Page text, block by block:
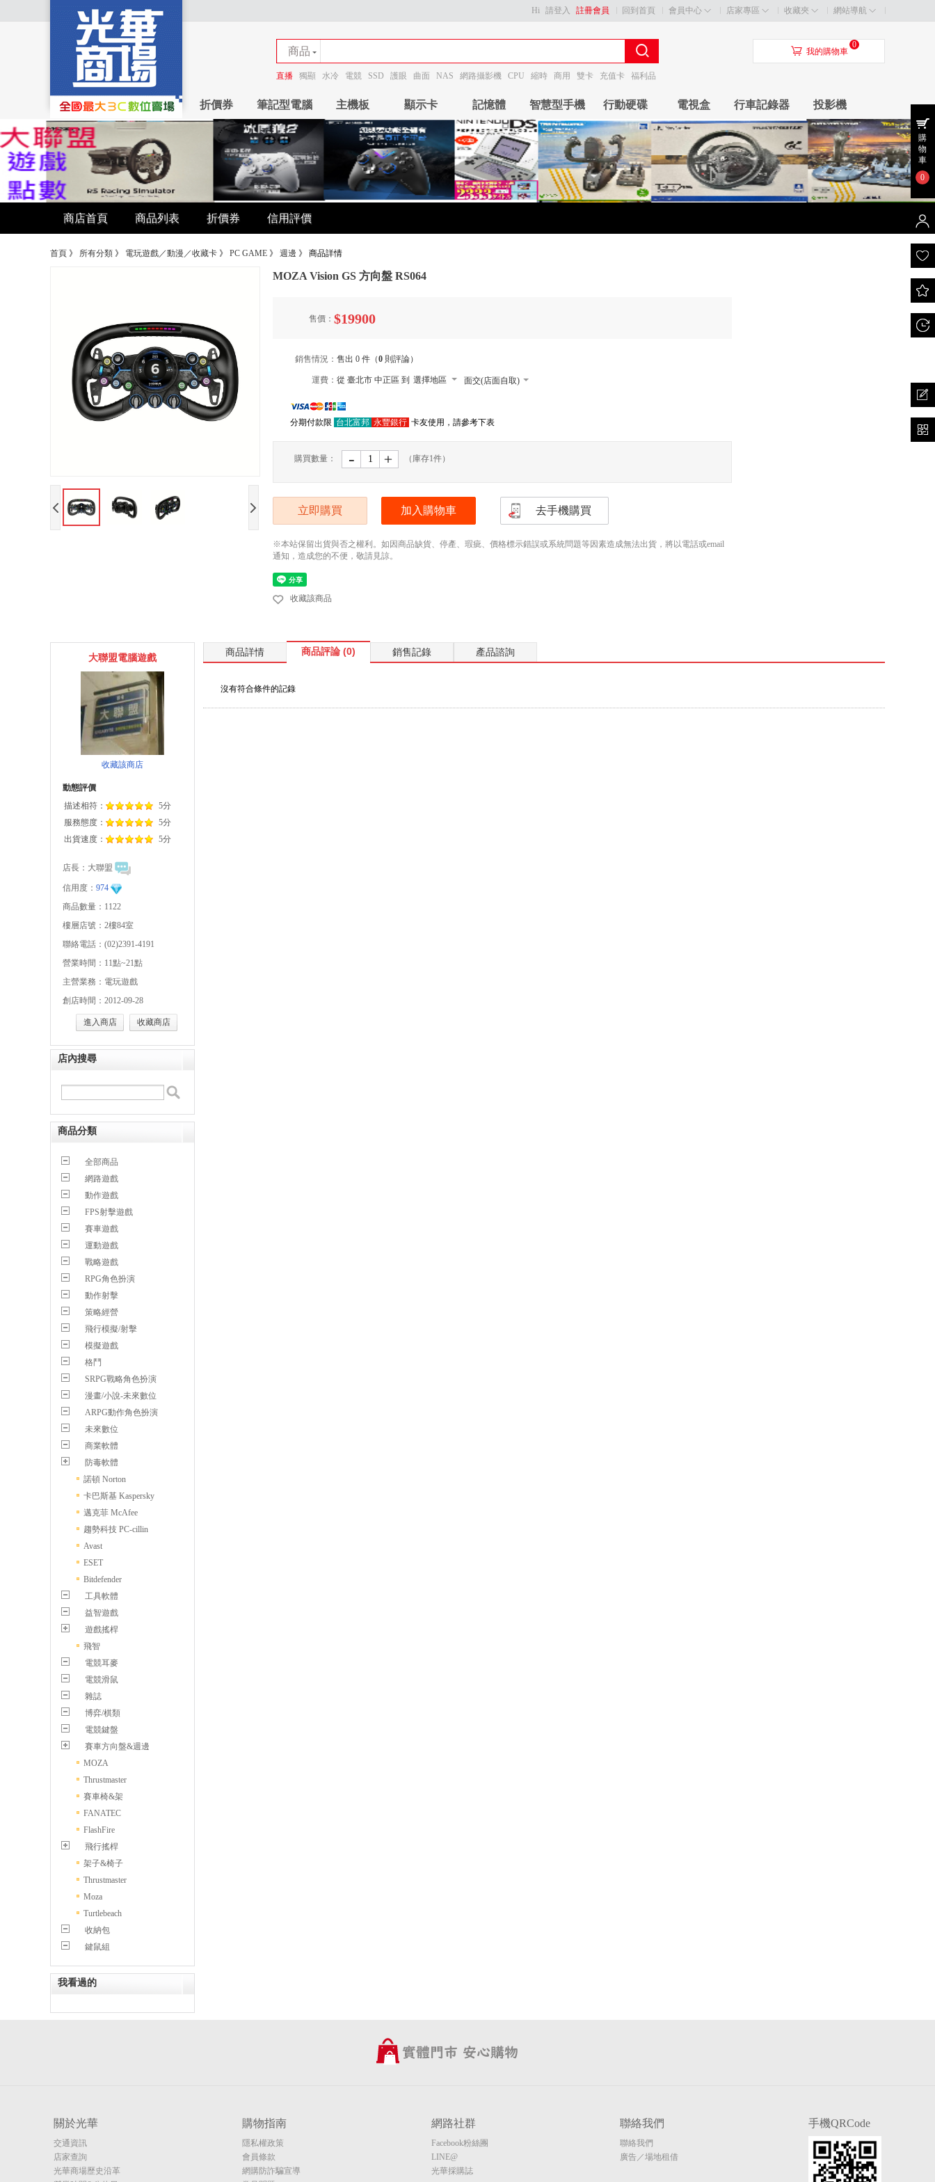
回到首頁 會員中心 店家專區 收藏夾 網站導航
Hi 請登入 註冊會員
商品
商店
直播 獨顯 水冷 電競 SSD 護眼 曲面 NAS 網路攝影機 CPU 縮時 商用 雙卡 充值卡 福利品
󰃦 我的購物車
0
折價券 筆記型電腦 主機板 顯示卡 記憶體 智慧型手機 行動硬碟 電視盒 行車記錄器 投影機
商店首頁 商品列表 折價券 信用評價
首頁 》 所有分類 》 電玩遊戲／動漫／收藏卡 》 PC GAME 》 週邊 》 商品詳情
MOZA Vision GS 方向盤 RS064
售價： $19900
銷售情況： 售出 0 件（0 則評論）
運費： 從 臺北市 中正區 到 選擇地區 面交(店面自取)
郵寄小包裹
本島大型宅配
分期付款限 台北富邦 永豐銀行 卡友使用，請參考下表
購買數量： - ﹢ （庫存1件）
立即購買 加入購物車 去手機購買
※本站保留出貨與否之權利。如因商品缺貨、停產、瑕疵、價格標示錯誤或系統問題等因素造成無法出貨，將以電話或email
通知，造成您的不便，敬請見諒。
收藏該商品
大聯盟電腦遊戲
收藏該商店
動態評價
描述相符：
5分
服務態度：
5分
出貨速度：
5分
店長： 大聯盟
信用度： 974
商品數量：1122
樓層店號：2樓84室
聯絡電話：(02)2391-4191
營業時間：11點~21點
主營業務：電玩遊戲
創店時間：2012-09-28
進入商店 收藏商店
店內搜尋
商品分類
全部商品
網路遊戲
動作遊戲
FPS射擊遊戲
賽車遊戲
運動遊戲
戰略遊戲
RPG角色扮演
動作射擊
策略經營
飛行模擬/射擊
模擬遊戲
格鬥
SRPG戰略角色扮演
漫畫/小說-未來數位
ARPG動作角色扮演
未來數位
商業軟體
防毒軟體
諾頓 Norton
卡巴斯基 Kaspersky
邁克菲 McAfee
趨勢科技 PC-cillin
Avast
ESET
Bitdefender
工具軟體
益智遊戲
遊戲搖桿
飛智
電競耳麥
電競滑鼠
雜誌
博弈/棋類
電競鍵盤
賽車方向盤&週邊
MOZA
Thrustmaster
賽車椅&架
FANATEC
FlashFire
飛行搖桿
架子&椅子
Thrustmaster
Moza
Turtlebeach
收納包
鍵鼠組
我看過的
商品詳情 商品評論 (0) 銷售記錄 產品諮詢
沒有符合條件的記錄
關於光華
交通資訊
店家查詢
光華商場歷史沿革
購物指南
隱私權政策
會員條款
網購防詐騙宣導
網路社群
Facebook粉絲團
LINE@
光華採購誌
聯絡我們
聯絡我們
廣告／場地租借
手機QRCode
購
物
車
0